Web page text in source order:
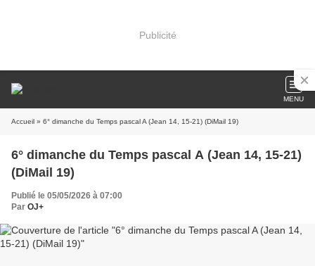
Publicité
MENU
Accueil » 6° dimanche du Temps pascal A (Jean 14, 15-21) (DiMail 19)
6° dimanche du Temps pascal A (Jean 14, 15-21)
(DiMail 19)
Publié le 05/05/2026 à 07:00
Par OJ+